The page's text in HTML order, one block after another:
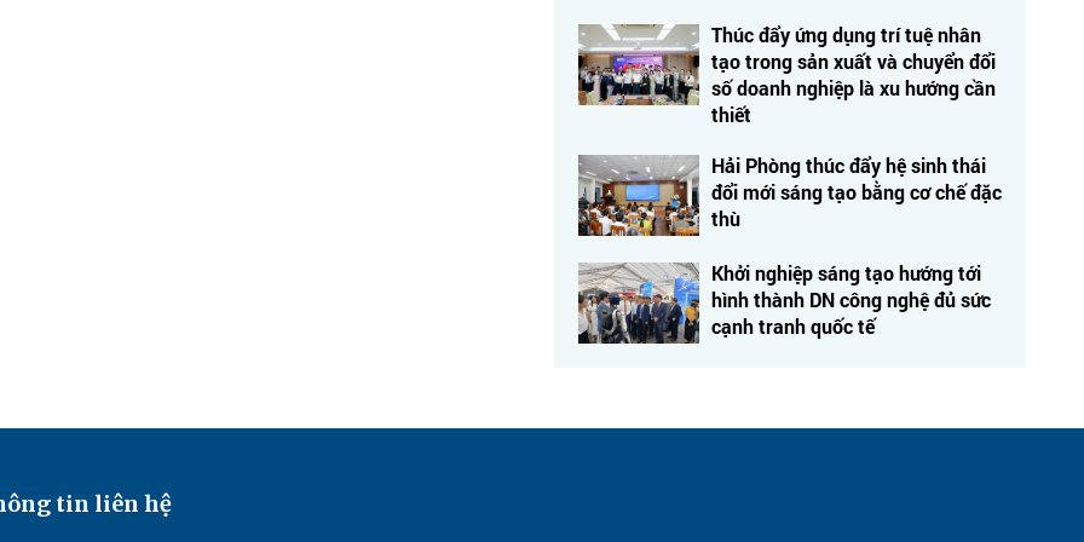
Thúc đẩy ứng dụng trí tuệ nhân
tạo trong sản xuất và chuyển đổi
số doanh nghiệp là xu hướng cần
thiết
Hải Phòng thúc đẩy hệ sinh thái
đổi mới sáng tạo bằng cơ chế đặc
thù
Khởi nghiệp sáng tạo hướng tới
hình thành DN công nghệ đủ sức
cạnh tranh quốc tế
tin liên hệ